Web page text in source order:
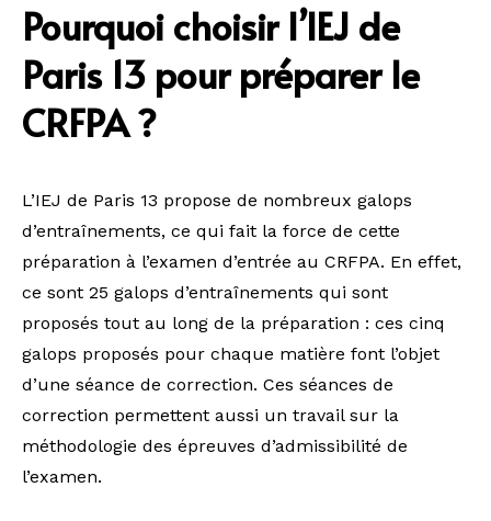
Pourquoi choisir l’IEJ de
Paris 13 pour préparer le
CRFPA ?
L’IEJ de Paris 13 propose de nombreux galops
d’entraînements, ce qui fait la force de cette
préparation à l’examen d’entrée au CRFPA. En effet,
ce sont 25 galops d’entraînements qui sont
proposés tout au long de la préparation : ces cinq
galops proposés pour chaque matière font l’objet
d’une séance de correction. Ces séances de
correction permettent aussi un travail sur la
méthodologie des épreuves d’admissibilité de
l’examen.